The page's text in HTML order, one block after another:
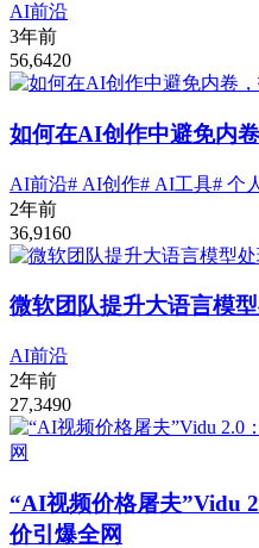
AI前沿
3年前
56,6420
如何在AI创作中避免内
AI前沿# AI创作# AI工具# 个
2年前
36,9160
微软团队提升大语言模
AI前沿
2年前
27,3490
“AI视频价格屠夫”Vidu
价引爆全网